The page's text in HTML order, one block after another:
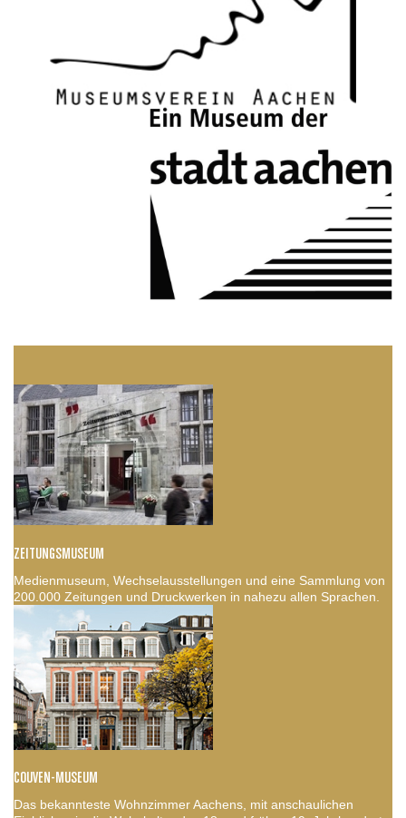
ZEITUNGSMUSEUM
Medienmuseum, Wechselausstellungen und eine Sammlung von
200.000 Zeitungen und Druckwerken in nahezu allen Sprachen.
COUVEN-MUSEUM
Das bekannteste Wohnzimmer Aachens, mit anschaulichen